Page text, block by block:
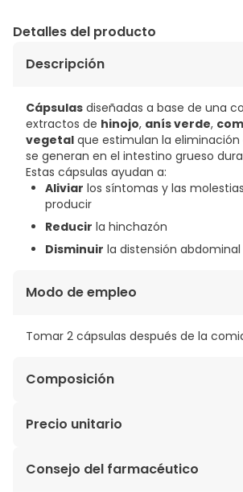
Detalles del producto
Descripción
Cápsulas diseñadas a base de una
extractos de hinojo, anís verde,
vegetal que estimulan la eliminación
se generan en el intestino grueso
Estas cápsulas ayudan a:
Aliviar los síntomas y las
producir
Reducir la hinchazón
Disminuir la distensión abdominal
Modo de empleo
Tomar 2 cápsulas después de la
Composición
Carbón Activo, E.S. Hinojo 4:1
0,5%) (Semillas), E.S. Comino 5:1
Precio unitario
0,34€ / Cápsulas
Consejo del farmacéutico